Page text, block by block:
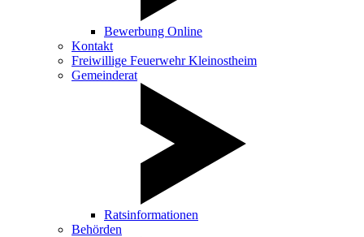
Bewerbung Online
Kontakt
Freiwillige Feuerwehr Kleinostheim
Gemeinderat
Ratsinformationen
Behörden